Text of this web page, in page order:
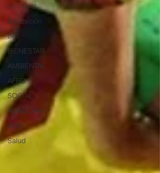
Carnaval
Educación
BID
BIENESTAR
AMBIENTAL
AFRO
SOCIAL
ACADEMIA
ARTE
Salud